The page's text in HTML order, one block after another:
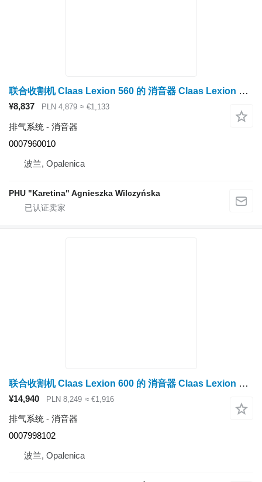
联合收割机 Claas Lexion 560 的 消音器 Claas Lexion 560 消声器 0007960010（Cat C9，3126B 发动机；排气系统）
¥8,837 PLN 4,879 ≈ €1,133
排气系统 - 消音器
0007960010
波兰, Opalenica
PHU "Karetina" Agnieszka Wilczyńska
联合收割机 Claas Lexion 600 的 消音器 Claas Lexion 600 消声器 0007998102（排气系统）
¥14,940 PLN 8,249 ≈ €1,916
排气系统 - 消音器
0007998102
波兰, Opalenica